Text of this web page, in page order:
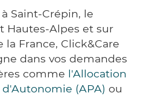
Saint-Crépin, le
Hautes-Alpes et sur
France, Click&Care
dans vos demandes
comme l'Allocation
(APA) ou